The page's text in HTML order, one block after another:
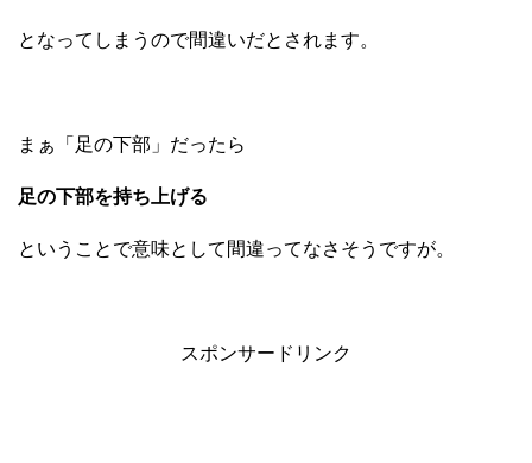
となってしまうので間違いだとされます。
まぁ「足の下部」だったら
足の下部を持ち上げる
ということで意味として間違ってなさそうですが。
スポンサードリンク